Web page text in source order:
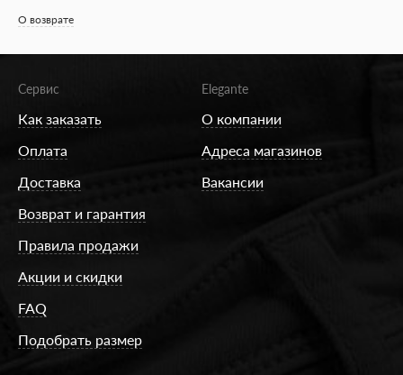
О возврате
Сервис
Как заказать
Оплата
Доставка
Возврат и гарантия
Правила продажи
Акции и скидки
FAQ
Подобрать размер
Elegante
О компании
Адреса магазинов
Вакансии